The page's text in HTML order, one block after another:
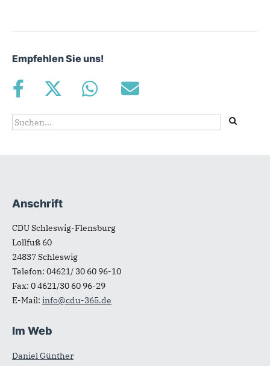
Empfehlen Sie uns!
Suchformular
Suche
Fußbereich
Anschrift
CDU Schleswig-Flensburg
Lollfuß 60
24837Schleswig
Telefon: 04621/ 30 60 96-10
Fax: 0 4621/30 60 96-29
E-Mail: info@cdu-365.de
Im Web
Daniel Günther